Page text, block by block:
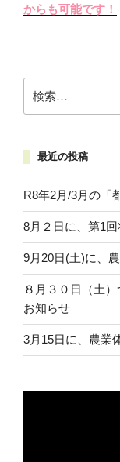
からも可能です！
索:
最近の投稿
R8年2月/3月の「
8月２日に、第1
9月20日(土)に、
８月３０日（土
お知らせ
3月15日に、農業